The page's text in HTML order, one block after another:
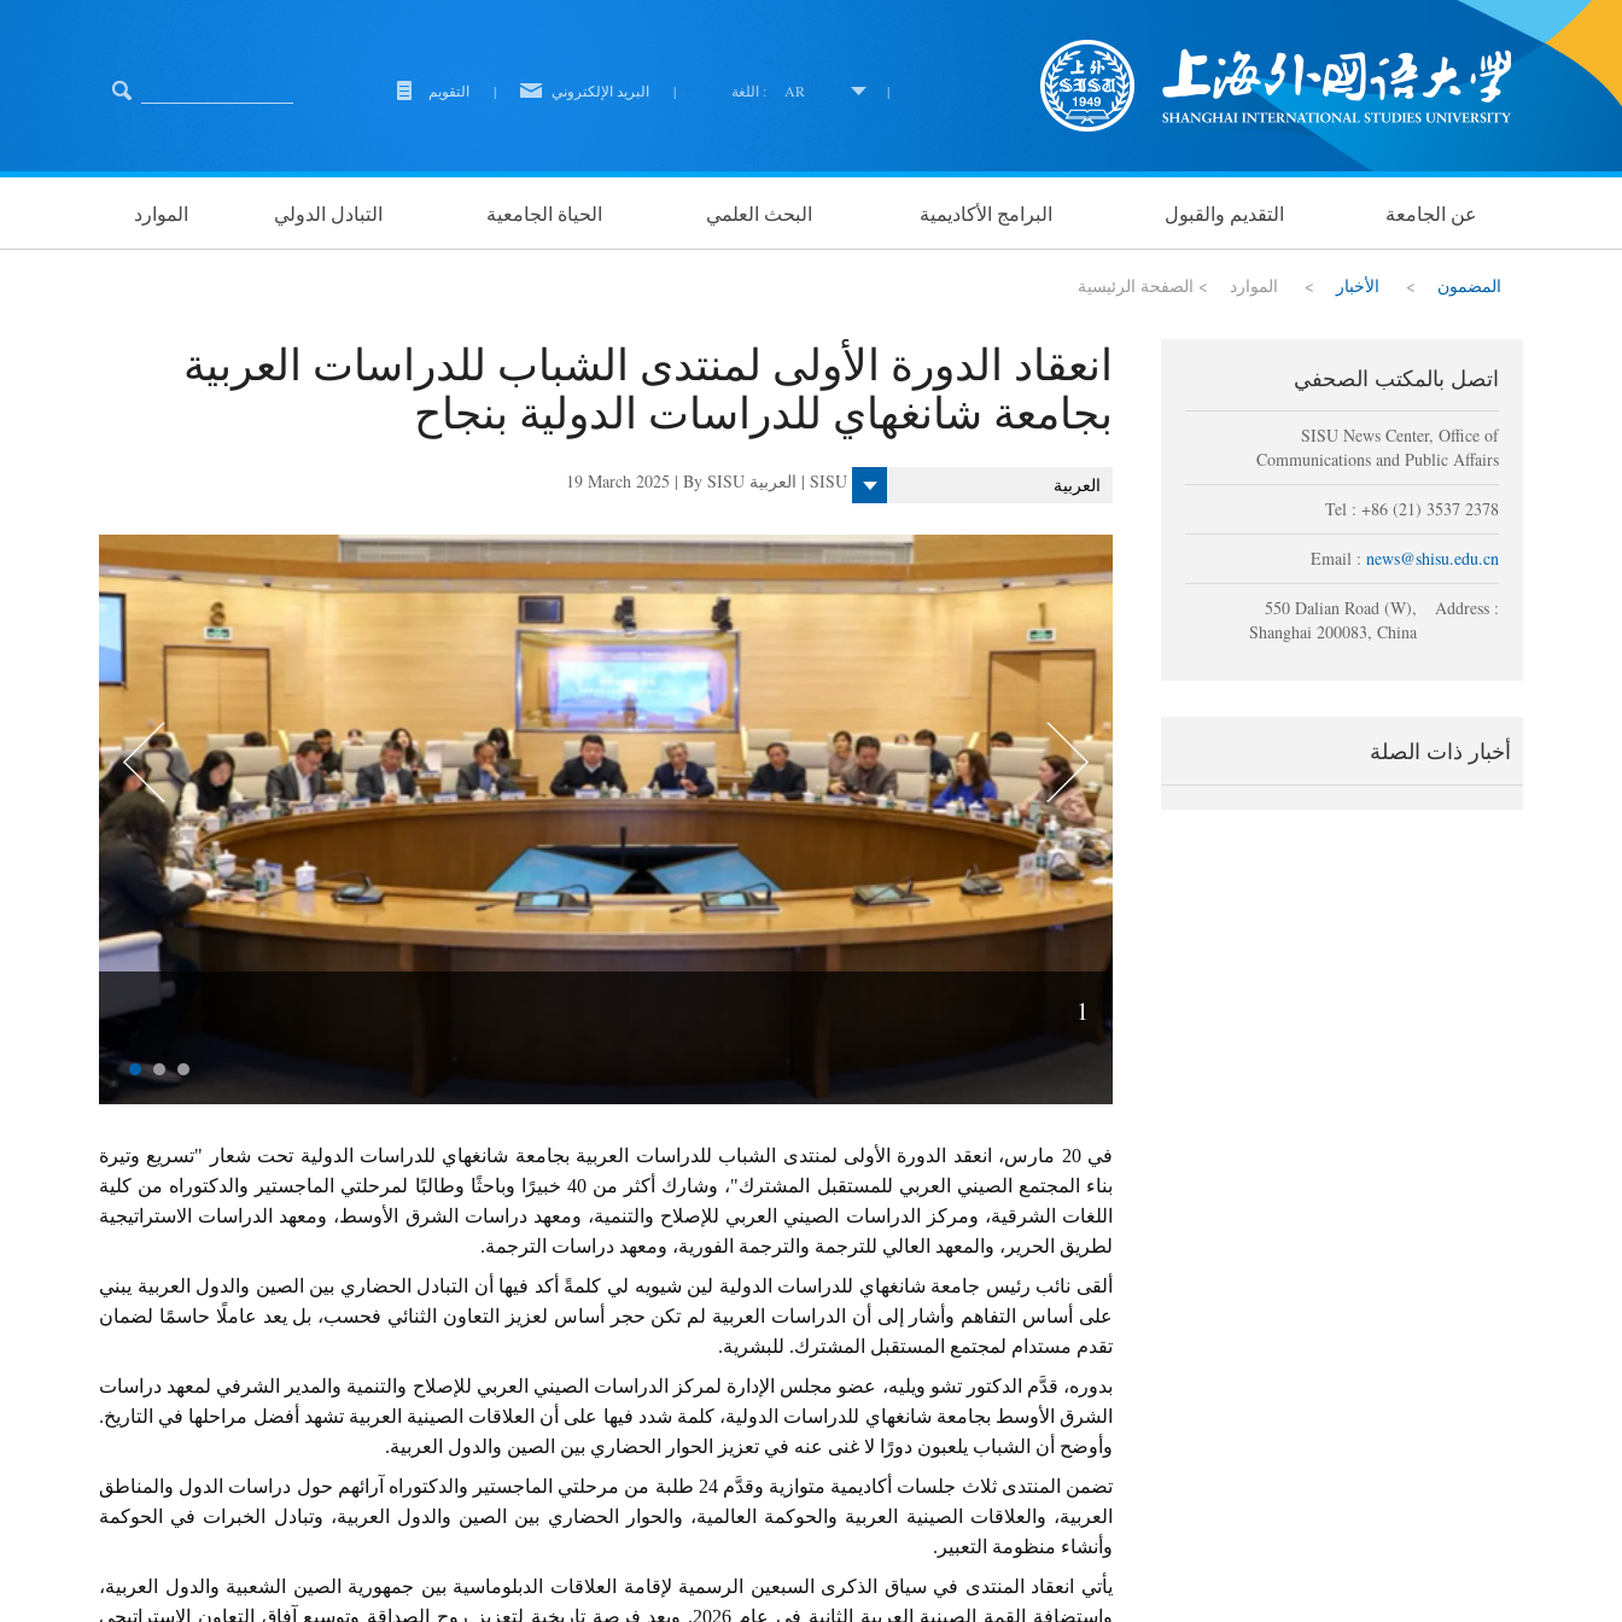
اللغة : AR | البريد الإلكتروني | التقويم |
الموارد التبادل الدولي الحياة الجامعية البحث العلمي البرامج الأكاديمية التقديم والقبول عن الجامعة
المضمون > الأخبار > الموارد > الصفحة الرئيسية
اتصل بالمكتب الصحفي
SISU News Center, Office of
Communications and Public Affairs
Tel : +86 (21) 3537 2378
Email : news@shisu.edu.cn
Address :
550 Dalian Road (W),
Shanghai 200083, China
أخبار ذات الصلة
انعقاد الدورة الأولى لمنتدى الشباب للدراسات العربية
بجامعة شانغهاي للدراسات الدولية بنجاح
19 March 2025 | By SISU العربية | SISU العربية
1
في 20 مارس، انعقد الدورة الأولى لمنتدى الشباب للدراسات العربية بجامعة شانغهاي للدراسات الدولية تحت شعار "تسريع وتيرة
بناء المجتمع الصيني العربي للمستقبل المشترك"، وشارك أكثر من 40 خبيرًا وباحثًا وطالبًا لمرحلتي الماجستير والدكتوراه من كلية
اللغات الشرقية، ومركز الدراسات الصيني العربي للإصلاح والتنمية، ومعهد دراسات الشرق الأوسط، ومعهد الدراسات الاستراتيجية
لطريق الحرير، والمعهد العالي للترجمة والترجمة الفورية، ومعهد دراسات الترجمة.
ألقى نائب رئيس جامعة شانغهاي للدراسات الدولية لين شيويه لي كلمةً أكد فيها أن التبادل الحضاري بين الصين والدول العربية يبني
على أساس التفاهم وأشار إلى أن الدراسات العربية لم تكن حجر أساس لعزيز التعاون الثنائي فحسب، بل يعد عاملًا حاسمًا لضمان
تقدم مستدام لمجتمع المستقبل المشترك. للبشرية.
بدوره، قدَّم الدكتور تشو ويليه، عضو مجلس الإدارة لمركز الدراسات الصيني العربي للإصلاح والتنمية والمدير الشرفي لمعهد دراسات
الشرق الأوسط بجامعة شانغهاي للدراسات الدولية، كلمة شدد فيها على أن العلاقات الصينية العربية تشهد أفضل مراحلها في التاريخ.
وأوضح أن الشباب يلعبون دورًا لا غنى عنه في تعزيز الحوار الحضاري بين الصين والدول العربية.
تضمن المنتدى ثلاث جلسات أكاديمية متوازية وقدَّم 24 طلبة من مرحلتي الماجستير والدكتوراه آرائهم حول دراسات الدول والمناطق
العربية، والعلاقات الصينية العربية والحوكمة العالمية، والحوار الحضاري بين الصين والدول العربية، وتبادل الخبرات في الحوكمة
وأنشاء منظومة التعبير.
يأتي انعقاد المنتدى في سياق الذكرى السبعين الرسمية لإقامة العلاقات الدبلوماسية بين جمهورية الصين الشعبية والدول العربية،
واستضافة القمة الصينية العربية الثانية في عام 2026. ويعد فرصة تاريخية لتعزيز روح الصداقة وتوسيع آفاق التعاون الاستراتيجي